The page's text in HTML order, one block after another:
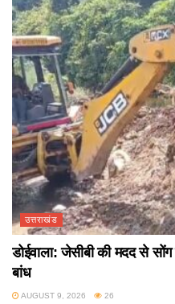
उत्तराखंड
डोईवाला: जेसीबी की मदद से
बांध
AUGUST 9, 2026 26